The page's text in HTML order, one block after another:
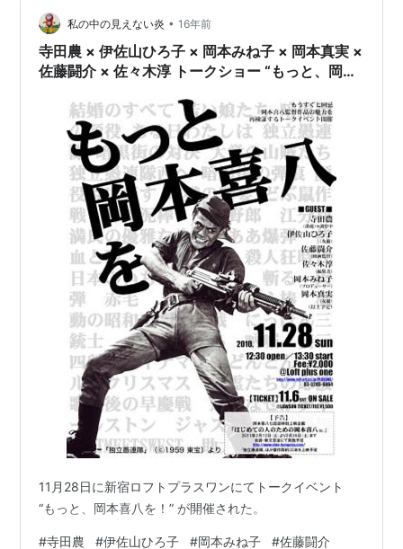
私の中の見えない炎 • 16年前
寺田農 × 伊佐山ひろ子 × 岡本みね子 × 岡本真実 ×
佐藤闘介 × 佐々木淳 トークショー “もっと、岡本
11月28日に新宿ロフトプラスワンにてトークイベント
“もっと、岡本喜八を！” が開催された。
#寺田農 #伊佐山ひろ子 #岡本みね子 #佐藤闘介